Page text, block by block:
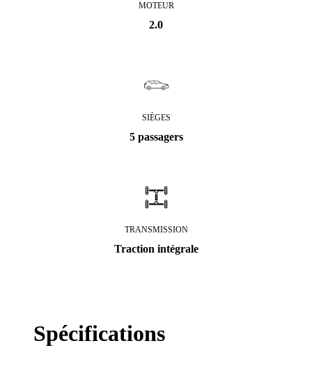
MOTEUR
2.0
SIÈGES
5 passagers
TRANSMISSION
Traction intégrale
Spécifications